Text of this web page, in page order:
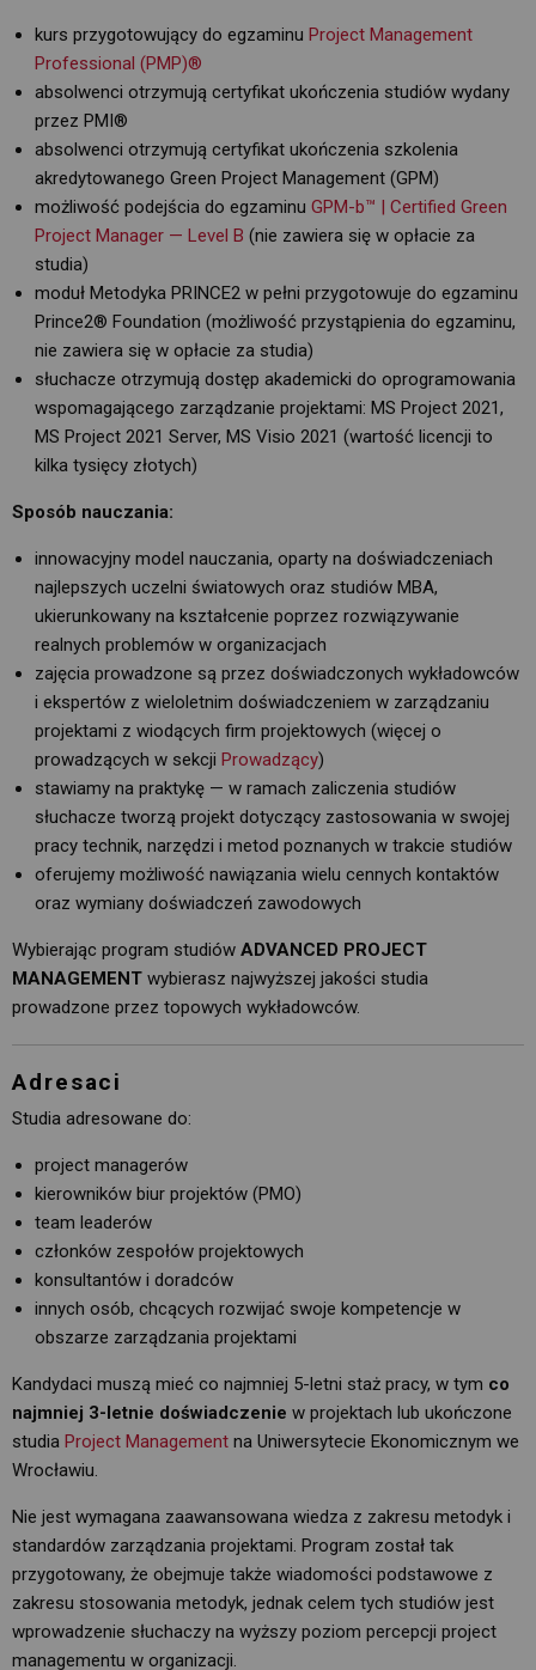
kurs przygotowujący do egzaminu Project Management
Professional (PMP)®
absolwenci otrzymują certyfikat ukończenia studiów wydany
przez PMI®
absolwenci otrzymują certyfikat ukończenia szkolenia
akredytowanego Green Project Management (GPM)
możliwość podejścia do egzaminu GPM-b™ | Certified Green
Project Manager — Level B (nie zawiera się w opłacie za
studia)
moduł Metodyka PRINCE2 w pełni przygotowuje do egzaminu
Prince2® Foundation (możliwość przystąpienia do egzaminu,
nie zawiera się w opłacie za studia)
słuchacze otrzymują dostęp akademicki do oprogramowania
wspomagającego zarządzanie projektami: MS Project 2021,
MS Project 2021 Server, MS Visio 2021 (wartość licencji to
kilka tysięcy złotych)
Sposób nauczania:
innowacyjny model nauczania, oparty na doświadczeniach
najlepszych uczelni światowych oraz studiów MBA,
ukierunkowany na kształcenie poprzez rozwiązywanie
realnych problemów w organizacjach
zajęcia prowadzone są przez doświadczonych wykładowców
i ekspertów z wieloletnim doświadczeniem w zarządzaniu
projektami z wiodących firm projektowych (więcej o
prowadzących w sekcji Prowadzący)
stawiamy na praktykę — w ramach zaliczenia studiów
słuchacze tworzą projekt dotyczący zastosowania w swojej
pracy technik, narzędzi i metod poznanych w trakcie studiów
oferujemy możliwość nawiązania wielu cennych kontaktów
oraz wymiany doświadczeń zawodowych
Wybierając program studiów ADVANCED PROJECT
MANAGEMENT wybierasz najwyższej jakości studia
prowadzone przez topowych wykładowców.
Adresaci
Studia adresowane do:
project managerów
kierowników biur projektów (PMO)
team leaderów
członków zespołów projektowych
konsultantów i doradców
innych osób, chcących rozwijać swoje kompetencje w
obszarze zarządzania projektami
Kandydaci muszą mieć co najmniej 5-letni staż pracy, w tym co
najmniej 3-letnie doświadczenie w projektach lub ukończone
studia Project Management na Uniwersytecie Ekonomicznym we
Wrocławiu.
Nie jest wymagana zaawansowana wiedza z zakresu metodyk i
standardów zarządzania projektami. Program został tak
przygotowany, że obejmuje także wiadomości podstawowe z
zakresu stosowania metodyk, jednak celem tych studiów jest
wprowadzenie słuchaczy na wyższy poziom percepcji project
managementu w organizacji.